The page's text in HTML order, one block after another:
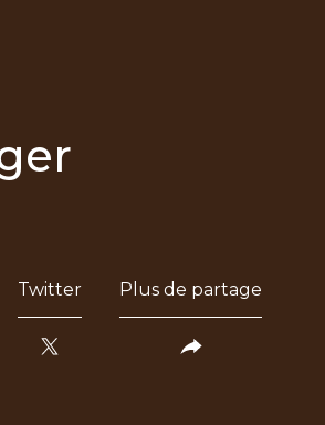
Twitter Plus de partage